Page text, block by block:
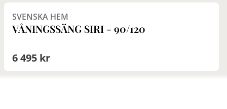
SVENSKA HEM
VÅNINGSSÄNG SIRI - 90/120
6 495 kr